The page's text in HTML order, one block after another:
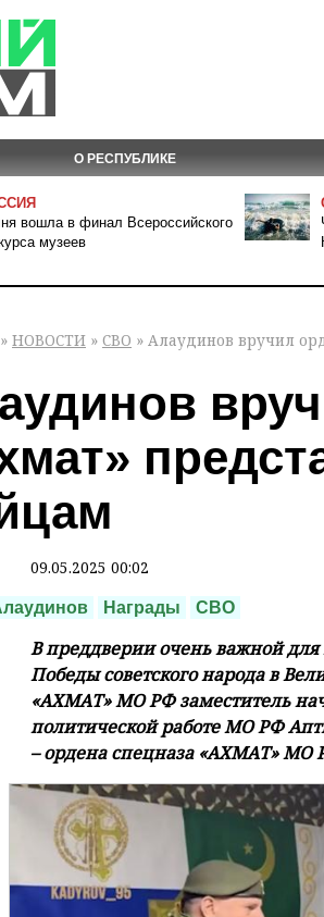
О РЕСПУБЛИКЕ
вошла в финал Всероссийского
музеев
» НОВОСТИ » СВО » Алаудинов вручил
09.05.2025 00:02
Награды СВО
В преддверии очень важной
Победы советского народа в
«АХМАТ» МО РФ заместитель
политической работе МО РФ
– ордена спецназа «АХМАТ» МО